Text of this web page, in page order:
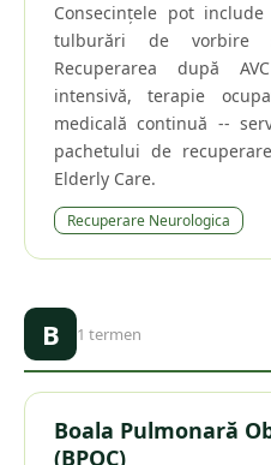
Consecințele pot
tulburări de vorbire
Recuperarea după
intensivă, terapie
medicală continuă --
pachetului de
Elderly Care.
Recuperare Neurologica
B 1 termen
Boala Pulmonară
(BPOC)